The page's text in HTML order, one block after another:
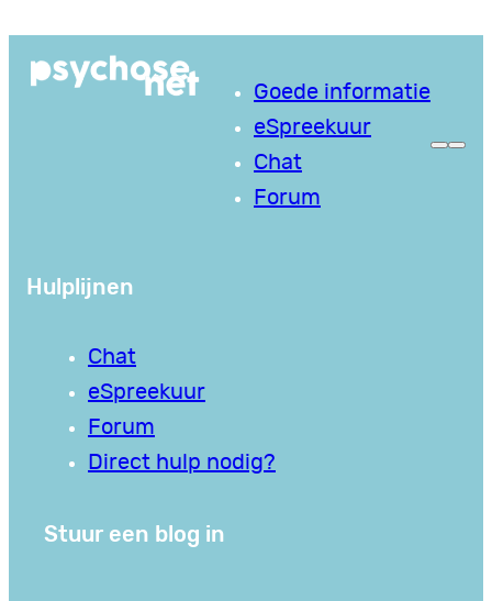
naar
Goede informatie
eSpreekuur
Chat
Forum
Hulplijnen
Chat
eSpreekuur
Forum
Direct hulp nodig?
Stuur een blog in